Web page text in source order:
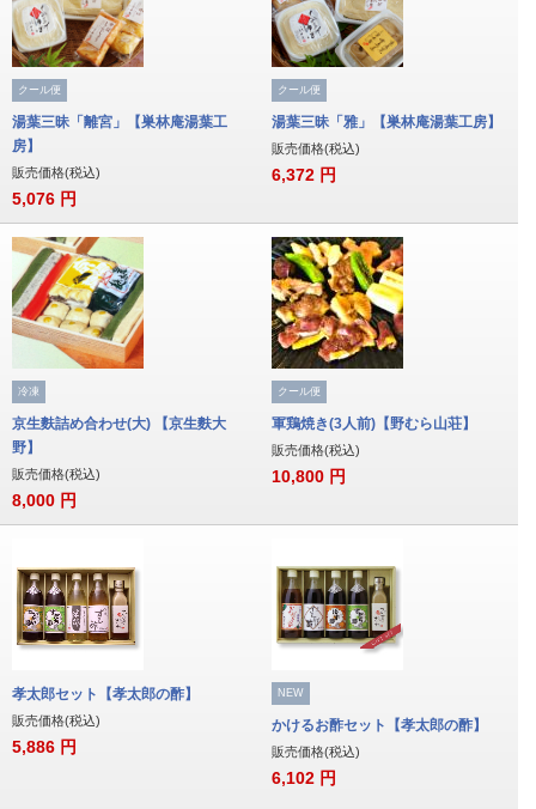
クール便
湯葉三昧「離宮」【巣林庵湯葉工
房】
販売価格(税込)
5,076 円
クール便
湯葉三昧「雅」【巣林庵湯葉工房】
販売価格(税込)
6,372 円
冷凍
京生麩詰め合わせ(大) 【京生麩大
野】
販売価格(税込)
8,000 円
クール便
軍鶏焼き(3人前)【野むら山荘】
販売価格(税込)
10,800 円
孝太郎セット【孝太郎の酢】
販売価格(税込)
5,886 円
NEW
かけるお酢セット【孝太郎の酢】
販売価格(税込)
6,102 円